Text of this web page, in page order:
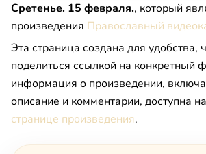
Сретенье. 15 февраля., который
произведения Православный
Эта страница создана для удобства,
поделиться ссылкой на конкретный
информация о произведении,
описание и комментарии, доступна на
странице произведения.